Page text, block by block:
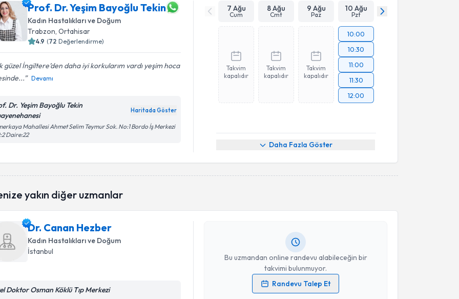
Prof. Dr. Yeşim Bayoğlu Tekin
Kadın Hastalıkları ve Doğum
Trabzon, Ortahisar
4.9 (72 Değerlendirme)
güzel İngiltere’den daha iyi korkularım vardı yeşim hoca
Devamı
Dr. Yeşim Bayoğlu Tekin
Haritada Göster
Mahallesi Ahmet Selim Teymur Sok. No:1 Bordo İş Merkezi
Daire:22
7 Ağu
Cum
8 Ağu
Cmt
9 Ağu
Paz
10 Ağu
Pzt
Takvim
kapalıdır
Takvim
kapalıdır
Takvim
kapalıdır
10:00
10:30
11:00
11:30
12:00
Daha Fazla Göster
yakın diğer uzmanlar
Dr. Canan Hezber
Kadın Hastalıkları ve Doğum
İstanbul
Doktor Osman Köklü Tıp Merkezi
Bu uzmandan online randevu alabileceğin bir
takvimi bulunmuyor.
Randevu Talep Et
uzmandan randevu almanız için bir takvim hazırlandığında e-
posta ile bilgilendireceğiz.
Kişisel verilerimin işlenmesine ilişkinAydınlatma Metni
Randevu Takvimi Talebi